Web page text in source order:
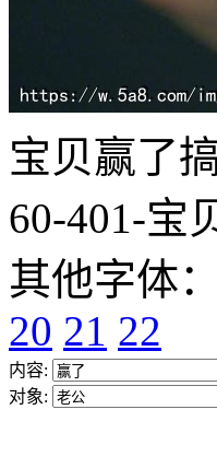
宝贝赢了
60-401-宝
其他字体：
20 21 22
内容:
对象: